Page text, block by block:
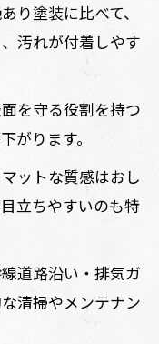
り塗装に比べて、
汚れが付着しやす
を守る役割を持つ
がります。
マットな質感はおし
立ちやすいのも特
道路沿い・排気ガ
清掃やメンテナン